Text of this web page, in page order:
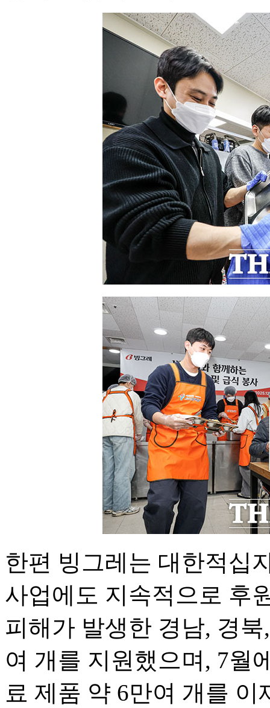
한편 빙그레는 대한적십
사업에도 지속적으로 후
피해가 발생한 경남, 경
여 개를 지원했으며, 7월
료 제품 약 6만여 개를